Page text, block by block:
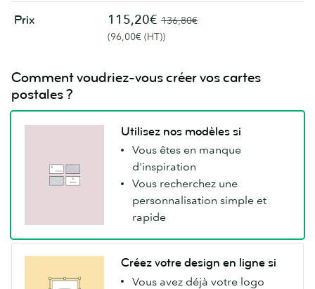
Prix 115,20€ 136,80€
(96,00€ (HT))
Comment voudriez-vous créer vos cartes
postales ?
Utilisez nos modèles si
Vous êtes en manque
d'inspiration
Vous recherchez une
personnalisation simple et
rapide
Créez votre design en ligne si
Vous avez déjà votre logo